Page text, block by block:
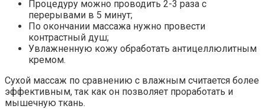
Процедуру можно проводить 2-3 раза с
перерывами в 5 минут;
По окончании массажа нужно провести
контрастный душ;
Увлажненную кожу обработать антицеллюлитным
кремом.
Сухой массаж по сравнению с влажным считается более
эффективным, так как он позволяет проработать и
мышечную ткань.